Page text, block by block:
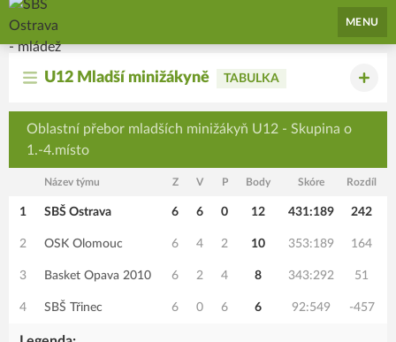
SBŠ Ostrava - mládež
MENU
U12 Mladší minižákyně TABULKA
Oblastní přebor mladších minižákyň U12 - Skupina o
1.-4.místo
Název týmu Z V P Body Skóre Rozdíl
1 SBŠ Ostrava 6 6 0 12 431:189 242
2 OSK Olomouc 6 4 2 10 353:189 164
3 Basket Opava 2010 6 2 4 8 343:292 51
4 SBŠ Třinec 6 0 6 6 92:549 -457